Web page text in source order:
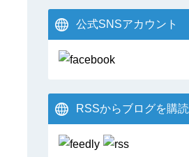
公式SNSアカウント
RSSからブログを購読